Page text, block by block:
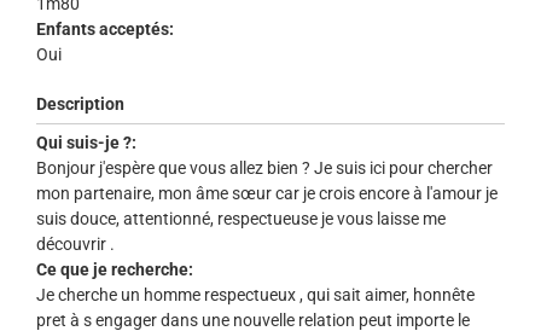
Enfants acceptés:
Oui
Description
Qui suis-je ?:
Bonjour j'espère que vous allez bien ? Je suis ici pour chercher
mon partenaire, mon âme sœur car je crois encore à l'amour je
suis douce, attentionné, respectueuse je vous laisse me
découvrir .
Ce que je recherche:
Je cherche un homme respectueux , qui sait aimer, honnête
pret à s engager dans une nouvelle relation peut importe le